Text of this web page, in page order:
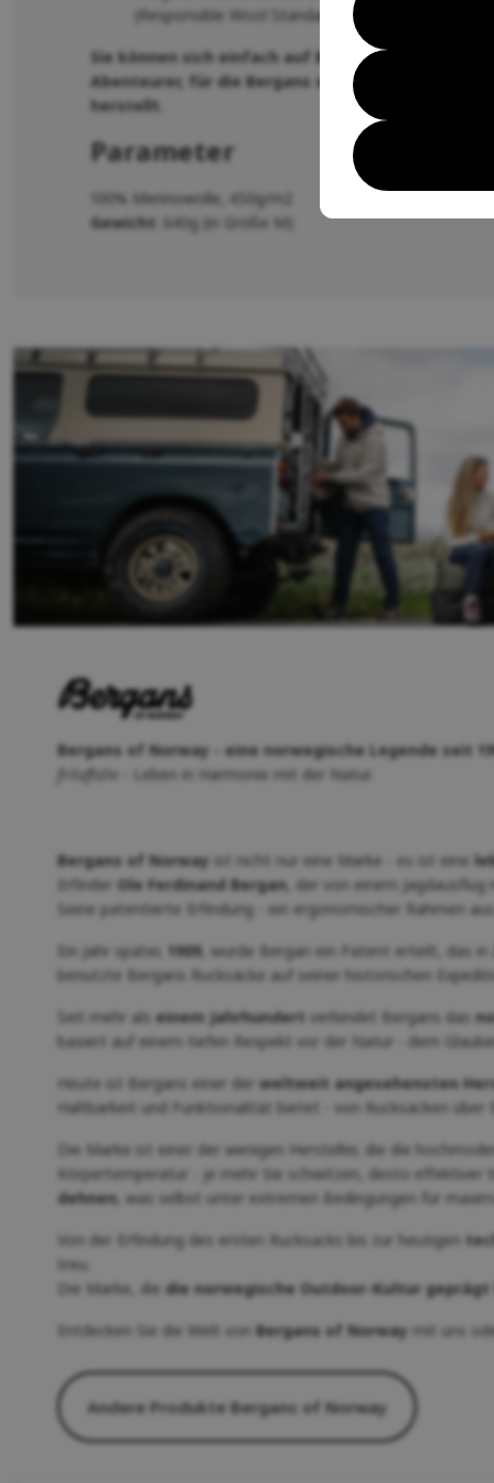
(Responsible Wool Standard)
Sie können sich einfach auf Bergans verlassen,
Abenteurer, für die Bergans seit 1908 mit Liebe
herstellt.
Parameter
100% Merinowolle, 450g/m2
Gewicht : 640g (in Größe M)
Bergans of Norway - eine norwegische Legende seit
friluftsliv
- Leben in Harmonie mit der Natur.
Bergans of Norway ist nicht nur eine Marke - es ist eine
Erfinder Ole Ferdinand Bergan, der von einem
Seine patentierte Erfindung - ein ergonomischer Rahmen
Ein Jahr später,
1909 , wurde Bergan ein Patent erteilt, das in
benutzte Bergans Rucksäcke auf seiner historischen
Seit mehr als einem Jahrhundert verbindet Bergans das
basiert auf einem tiefen Respekt vor der Natur - dem
Heute ist Bergans einer der weltweit angesehensten
Haltbarkeit und Funktionalität bietet - von Rucksäcken über
Die Marke ist einer der wenigen Hersteller, die die
Körpertemperatur - je mehr Sie schwitzen, desto effektiver
dehnen, was selbst unter extremen Bedingungen für
Von der Erfindung des ersten Rucksacks bis zur heutigen
treu.
Die Marke, die die norwegische Outdoor-Kultur geprägt
Entdecken Sie die Welt von Bergans of Norway mit uns
Andere Produkte Bergans of Norway